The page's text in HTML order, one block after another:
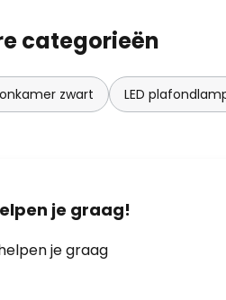
categorieën
zwart LED
je graag!
je graag